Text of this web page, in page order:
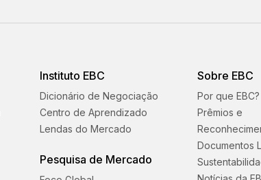
Instituto EBC
Dicionário de Negociação
Centro de Aprendizado
Lendas do Mercado
Pesquisa de Mercado
Sobre EBC
Por que EBC?
Prêmios e
Documentos